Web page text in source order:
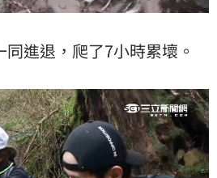
進退，爬了7小時累壞。